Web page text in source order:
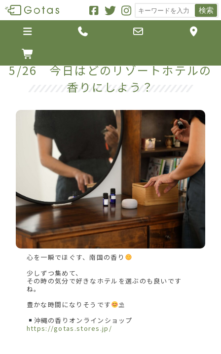
検索
   

5/26 今日はどのリゾートホテルの
香りにしよう？
心を一瞬でほぐす、南国の香り
少しずつ集めて、
その時の気分で好きなホテルを選ぶのも良いです
ね。
豊かな時間になりそうです
⛱
沖縄の香りオンラインショップ
https://gotas.stores.jp/